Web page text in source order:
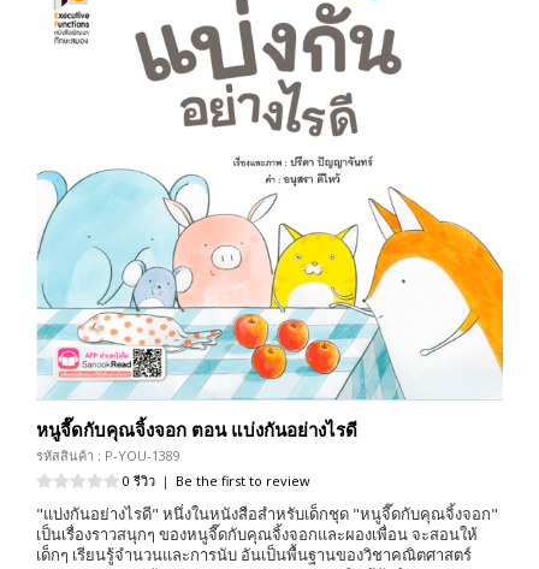
หนูจี๊ดกับคุณจิ้งจอก ตอน แบ่งกันอย่างไรดี
รหัสสินค้า : P-YOU-1389
0 รีวิว | Be the first to review
"แบ่งกันอย่างไรดี" หนึ่งในหนังสือสำหรับเด็กชุด "หนูจี๊ดกับคุณจิ้งจอก"
เป็นเรื่องราวสนุกๆ ของหนูจี๊ดกับคุณจิ้งจอกและผองเพื่อน จะสอนให้
เด็กๆ เรียนรู้จำนวนและการนับ อันเป็นพื้นฐานของวิชาคณิตศาสตร์